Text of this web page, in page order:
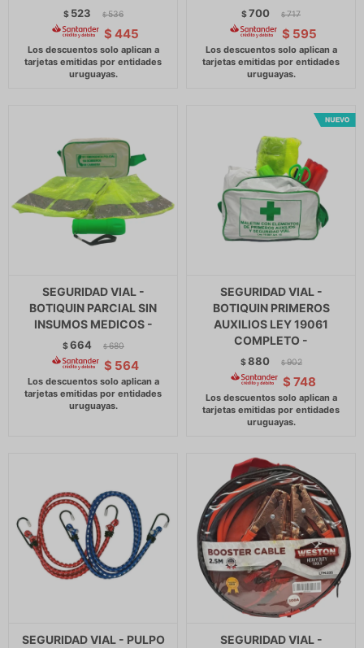
$ 523 $ 536
$ 445
$700 $ 717
$ 595
SEGURIDAD VIAL -
BOTIQUIN PARCIAL SIN
INSUMOS MEDICOS -
$664 $ 680
$ 564
SEGURIDAD VIAL -
BOTIQUIN PRIMEROS
AUXILIOS LEY 19061
COMPLETO -
$880 $ 902
$ 748
SEGURIDAD VIAL - PULPO
SEGURIDAD VIAL -